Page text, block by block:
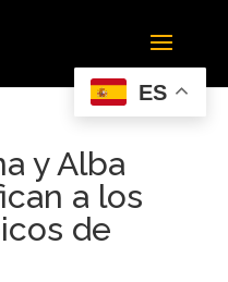
y Alba
a los
de
ES